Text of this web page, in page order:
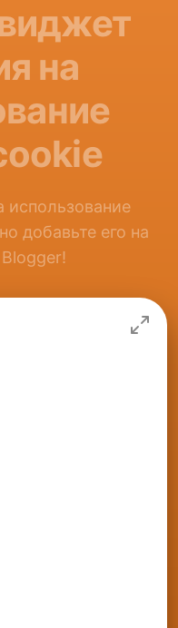
на
использование
добавьте его на